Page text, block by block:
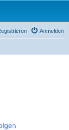
Anmelden